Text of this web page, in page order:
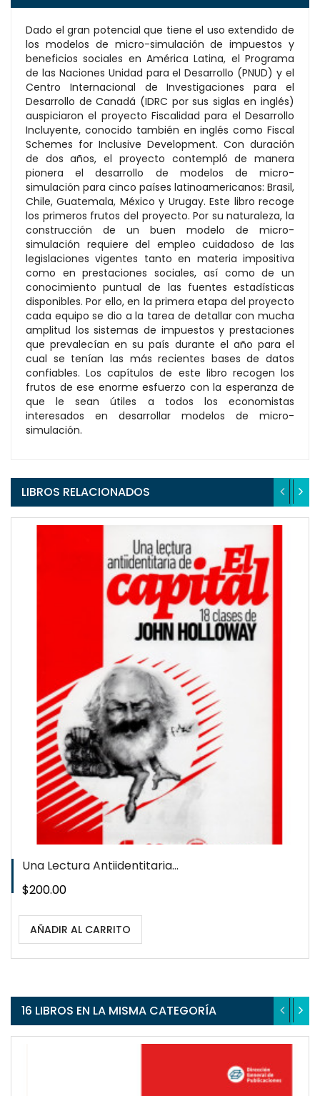
Dado el gran potencial que tiene el uso extendido de
los modelos de micro-simulación de impuestos y
beneficios sociales en América Latina, el Programa
de las Naciones Unidad para el Desarrollo (PNUD) y el
Centro Internacional de Investigaciones para el
Desarrollo de Canadá (IDRC por sus siglas en inglés)
auspiciaron el proyecto Fiscalidad para el Desarrollo
Incluyente, conocido también en inglés como Fiscal
Schemes for Inclusive Development. Con duración
de dos años, el proyecto contempló de manera
pionera el desarrollo de modelos de micro-
simulación para cinco países latinoamericanos: Brasil,
Chile, Guatemala, México y Urugay. Este libro recoge
los primeros frutos del proyecto. Por su naturaleza, la
construcción de un buen modelo de micro-
simulación requiere del empleo cuidadoso de las
legislaciones vigentes tanto en materia impositiva
como en prestaciones sociales, así como de un
conocimiento puntual de las fuentes estadísticas
disponibles. Por ello, en la primera etapa del proyecto
cada equipo se dio a la tarea de detallar con mucha
amplitud los sistemas de impuestos y prestaciones
que prevalecían en su país durante el año para el
cual se tenían las más recientes bases de datos
confiables. Los capítulos de este libro recogen los
frutos de ese enorme esfuerzo con la esperanza de
que le sean útiles a todos los economistas
interesados en desarrollar modelos de micro-
simulación.
LIBROS RELACIONADOS
Una Lectura Antiidentitaria...
Precio
$200.00
AÑADIR AL CARRITO
WISHLIST
16 LIBROS EN LA MISMA CATEGORÍA